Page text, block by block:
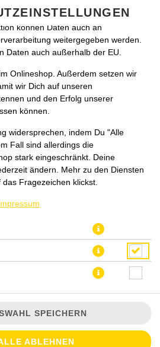
CARNE (MINI)
Besuch unseres Webshops auch alles
können Daten auch an
weitergegeben werden.
Daten auch außerhalb der EU.
Onlineshop. Außerdem setzen wir
wir Dich auf unseren
und den Erfolg unserer
können.
widersprechen, indem Du "Alle
Fall sind allerdings die
stark eingeschränkt. Deine
ändern. Mehr zu den Diensten
Fragezeichen klickst.
SPEICHERN
ABLEHNEN